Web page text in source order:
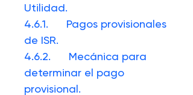
Utilidad.
4.6.1.
Pagos provisionales
de ISR.
4.6.2.
Mecánica para
determinar el pago
provisional.